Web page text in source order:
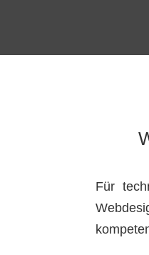
Für